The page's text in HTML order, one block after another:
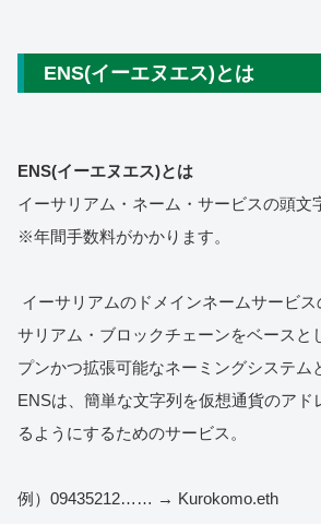
ENS(イーエヌエス)とは
ENS(イーエヌエス)とは
イーサリアム・ネーム・サービスの頭文
※年間手数料がかかります。
イーサリアムのドメインネームサービ
サリアム・ブロックチェーンをベースと
プンかつ拡張可能なネーミングシステム
ENSは、簡単な文字列を仮想通貨のアド
るようにするためのサービス。
例）09435212…… → Kurokomo.eth